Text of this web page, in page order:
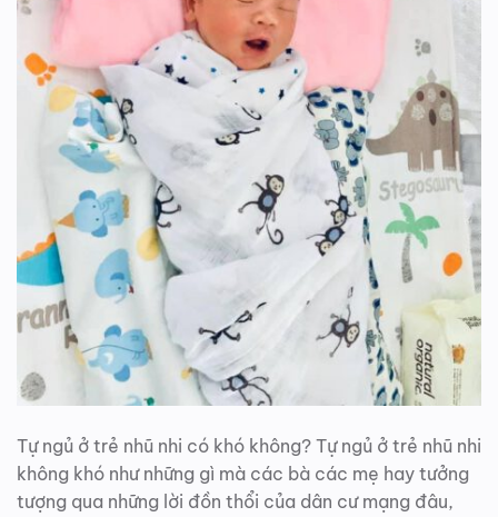
Tự ngủ ở trẻ nhũ nhi có khó không? Tự ngủ ở trẻ nhũ nhi
không khó như những gì mà các bà các mẹ hay tưởng
tượng qua những lời đồn thổi của dân cư mạng đâu,